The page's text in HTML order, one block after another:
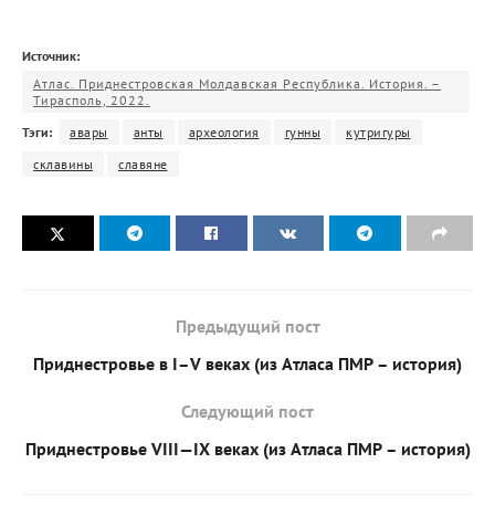
Источник:
Атлас. Приднестровская Молдавская Республика. История. –
Тирасполь, 2022.
Тэги:
авары анты археология гунны
кутригуры
склавины
славяне
Предыдущий пост
Приднестровье в I–V веках (из Атласа ПМР – история)
Следующий пост
Приднестровье VIII—IX веках (из Атласа ПМР – история)